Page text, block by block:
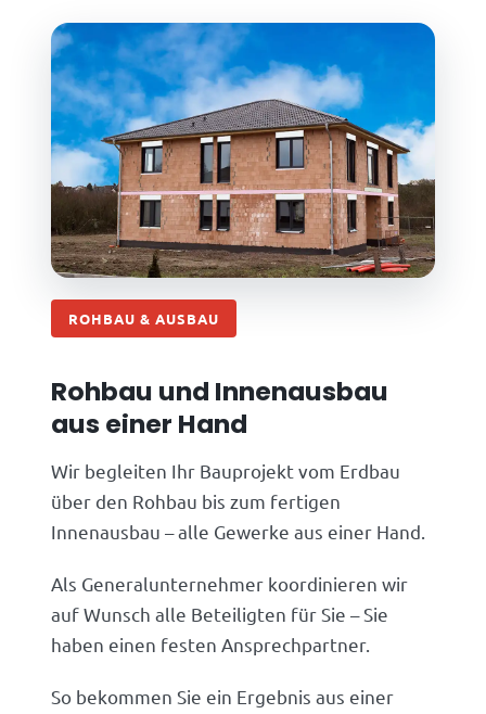
ROHBAU & AUSBAU
Rohbau und Innenausbau
aus einer Hand
Wir begleiten Ihr Bauprojekt vom Erdbau
über den Rohbau bis zum fertigen
Innenausbau – alle Gewerke aus einer Hand.
Als Generalunternehmer koordinieren wir
auf Wunsch alle Beteiligten für Sie – Sie
haben einen festen Ansprechpartner.
So bekommen Sie ein Ergebnis aus einer